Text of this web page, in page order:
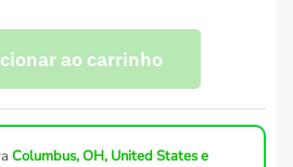
ao carrinho
Columbus, OH, United States e